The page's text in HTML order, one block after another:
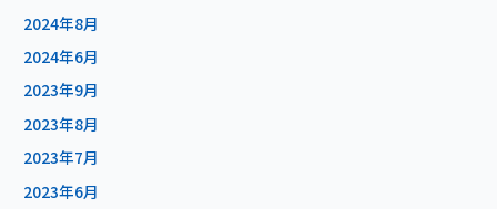
2024年8月
2024年6月
2023年9月
2023年8月
2023年7月
2023年6月